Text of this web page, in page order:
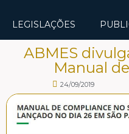
LEGISLAÇÕES
ABMES
Manual
24/09/2019